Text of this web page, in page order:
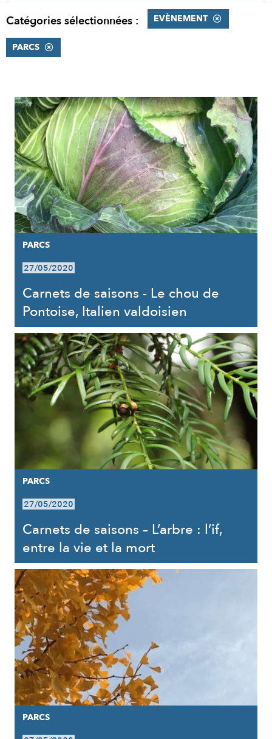
Catégories sélectionnées : EVÈNEMENT
PARCS
RÉSULTATS
PARCS
27/05/2020
Carnets de saisons - Le chou de
Pontoise, Italien valdoisien
PARCS
27/05/2020
Carnets de saisons – L’arbre : l’if,
entre la vie et la mort
PARCS